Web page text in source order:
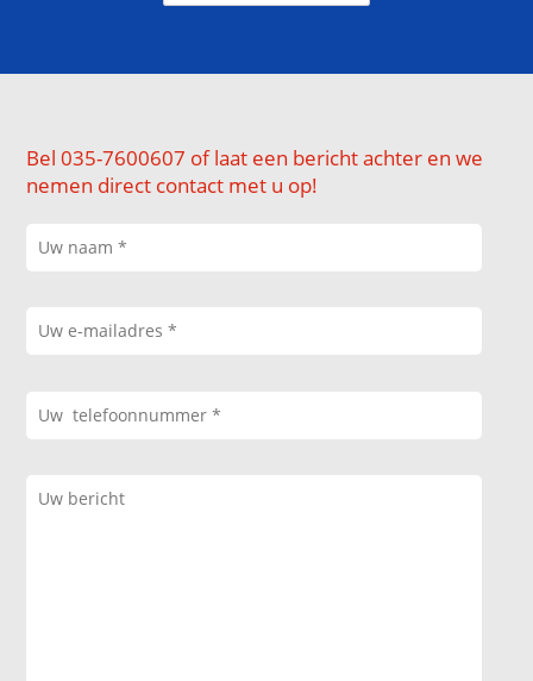
Bel 035-7600607 of laat een bericht achter en we
nemen direct contact met u op!